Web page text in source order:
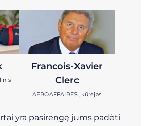
Francois-Xavier
Clerc
AEROAFFAIRES įkūrėjas
yra pasirengę jums padėti